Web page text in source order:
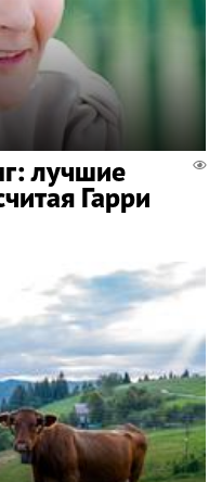
лучшие
Гарри